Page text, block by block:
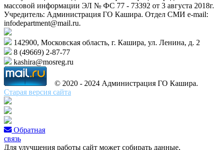
массовой информации ЭЛ № ФС 77 - 73392 от 3 августа 2018г.
Учредитель: Администрация ГО Кашира. Отдел СМИ e-mail:
infodepartment@mail.ru.
142900, Московская область, г. Кашира, ул. Ленина, д. 2
8 (49669) 2-87-77
kashira@mosreg.ru
© 2020 - 2024 Администрация ГО Кашира.
Старая версия сайта
Обратная
связь
Для улучшения работы сайт может собирать данные,